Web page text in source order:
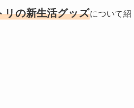
リの新生活グッズについて紹